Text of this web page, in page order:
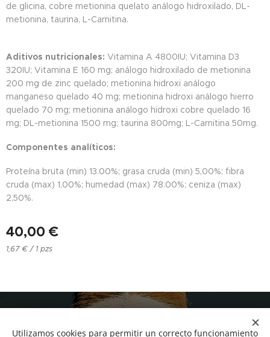
de glicina, cobre metionina quelato análogo hidroxilado, DL-
metionina, taurina, L-Carnitina.
Aditivos nutricionales: Vitamina A 4800IU; Vitamina D3
320IU; Vitamina E 160 mg; análogo hidroxilado de metionina
200 mg de zinc quelado; metionina hidroxi análogo
manganeso quelado 40 mg; metionina hidroxi análogo hierro
quelado 70 mg; metionina análogo hidroxi cobre quelado 16
mg; DL-metionina 1500 mg; taurina 800mg; L-Carnitina 50mg.
Componentes analíticos:
Proteína bruta (min) 13.00%; grasa cruda (min) 5,00%; fibra
cruda (max) 1,00%; humedad (max) 78.00%; ceniza (max)
2,50%.
40,00 €
1,67 € / 1 pzs
Utilizamos cookies para permitir un correcto funcionamiento